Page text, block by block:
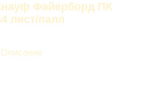
Файерборд ПК
лист/палл
Описание